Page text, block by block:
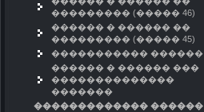
��������� (����� 46)
������ � ������ ��
��������� (����� 45)
����������� ������
������ � ������ ���
��������������
�������
������������� ������